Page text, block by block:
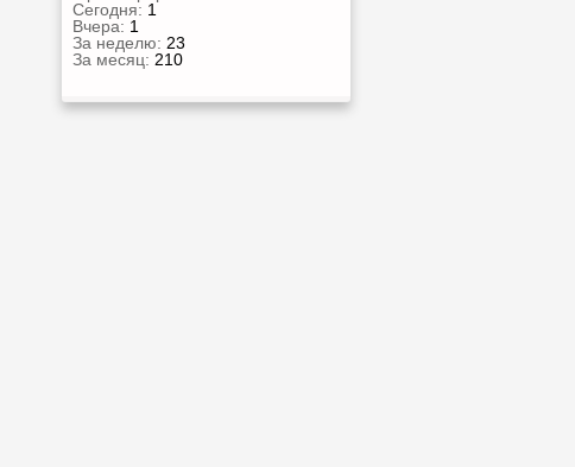
Сегодня: 1
Вчера: 1
За неделю: 23
За месяц: 210